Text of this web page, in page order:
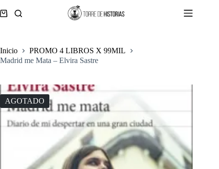
al
Carro
Inicio
PROMO 4 LIBROS X 99MIL
Madrid me Mata – Elvira Sastre
AGOTADO